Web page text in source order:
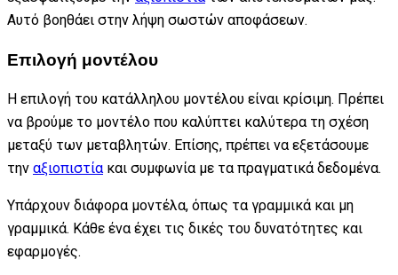
Αυτό βοηθάει στην λήψη σωστών αποφάσεων.
Επιλογή μοντέλου
Η επιλογή του κατάλληλου μοντέλου είναι κρίσιμη. Πρέπει
να βρούμε το μοντέλο που καλύπτει καλύτερα τη σχέση
μεταξύ των μεταβλητών. Επίσης, πρέπει να εξετάσουμε
την αξιοπιστίακαι συμφωνία με τα πραγματικά δεδομένα.
Υπάρχουν διάφορα μοντέλα, όπως τα γραμμικά και μη
γραμμικά. Κάθε ένα έχει τις δικές του δυνατότητες και
εφαρμογές.